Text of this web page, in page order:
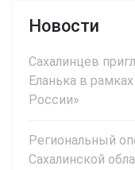
Новости
Сахалинцев
Еланька в
России»
Региональный
Сахалинской